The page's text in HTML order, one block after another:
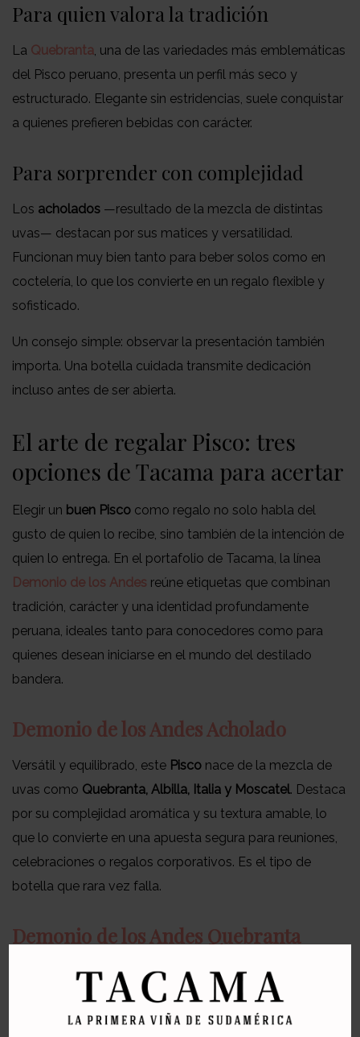
Para quien valora la tradición
La Quebranta, una de las variedades más emblemáticas
del Pisco peruano, presenta un perfil más seco y
estructurado. Elegante sin estridencias, suele conquistar
a quienes prefieren bebidas con carácter.
Para sorprender con complejidad
Los acholados —resultado de la mezcla de distintas
uvas— destacan por sus matices y versatilidad.
Funcionan muy bien tanto para beber solos como en
coctelería, lo que los convierte en un regalo flexible y
sofisticado.
Un consejo simple: observar la presentación también
importa. Una botella cuidada transmite dedicación
incluso antes de ser abierta.
El arte de regalar Pisco: tres
opciones de Tacama para acertar
Elegir un buen Pisco como regalo no solo habla del
gusto de quien lo recibe, sino también de la intención de
quien lo entrega. En el portafolio de Tacama, la línea
Demonio de los Andes reúne etiquetas que combinan
tradición, carácter y una identidad profundamente
peruana, ideales tanto para conocedores como para
quienes desean iniciarse en el mundo del destilado
bandera.
Demonio de los Andes Acholado
Versátil y equilibrado, este Pisco nace de la mezcla de
uvas como Quebranta, Albilla, Italia y Moscatel. Destaca
por su complejidad aromática y su textura amable, lo
que lo convierte en una apuesta segura para reuniones,
celebraciones o regalos corporativos. Es el tipo de
botella que rara vez falla.
Demonio de los Andes Quebranta
Representa la esencia más tradicional del Pisco peruano
Sus notas a toffee y frutos secos evocan calidez y
estructura, cualidades muy valoradas por quienes